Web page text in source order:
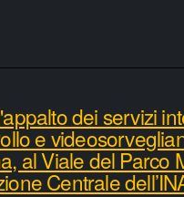
dei servizi
e
al Viale del Parco
Centrale